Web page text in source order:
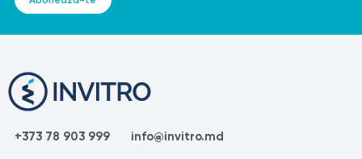
+373 78 903 999 info@invitro.md